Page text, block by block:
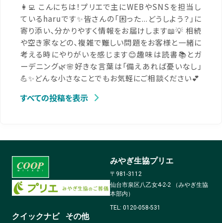
👩‍💻 こんにちは！プリエで主にWEBやSNSを担当し
ているharuです✨皆さんの「困った...どうしよう？」に
寄り添い、分かりやすく情報をお届けします📖💡 相続
や空き家などの、複雑で難しい問題をお客様と一緒に
考える時にやりがいを感じます😊趣味は読書📚とガ
ーデニング🌿🌸好きな言葉は「備えあれば憂いなし」
💪✨どんな小さなことでもお気軽にご相談ください💕
すべての投稿を表示
みやぎ生協プリエ
〒981-3112
仙台市泉区八乙女4-2-2 （みやぎ生協
本部内）
TEL: 0120-058-531
クイックナビ その他